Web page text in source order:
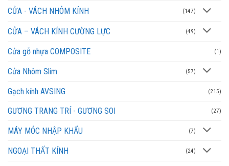
CỬA - VÁCH NHÔM KÍNH (147)
CỬA – VÁCH KÍNH CƯỜNG LỰC (49)
Cửa gỗ nhựa COMPOSITE (1)
Cửa Nhôm Slim (57)
Gạch kính AVSING (215)
GƯƠNG TRANG TRÍ - GƯƠNG SOI (27)
MÁY MÓC NHẬP KHẨU (7)
NGOẠI THẤT KÍNH (24)